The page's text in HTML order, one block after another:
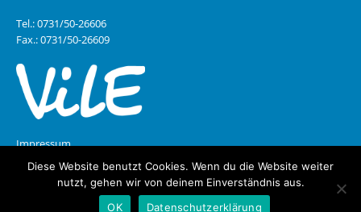
Tel.: 0731/50-26606
Fax.: 0731/50-26609
Impressum
Datenschutz
Diese Website benutzt Cookies. Wenn du die Website weiter
nutzt, gehen wir von deinem Einverständnis aus.
OK
Datenschutzerklärung